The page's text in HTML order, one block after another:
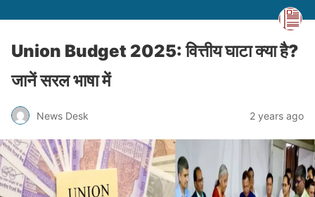
Union Budget 2025: वित्तीय घाटा क्या है?
जानें सरल भाषा में
News Desk 2 years ago